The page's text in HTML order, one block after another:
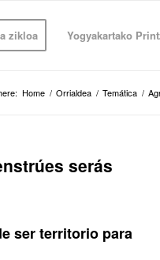
zikloa Yogyakartako
Home / Orrialdea / Temática /
serás
ser territorio para